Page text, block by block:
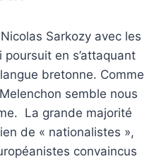
Sarkozy avec les
poursuit en s’attaquant
bretonne. Comme
semble nous
La grande majorité
de « nationalistes »,
convaincus